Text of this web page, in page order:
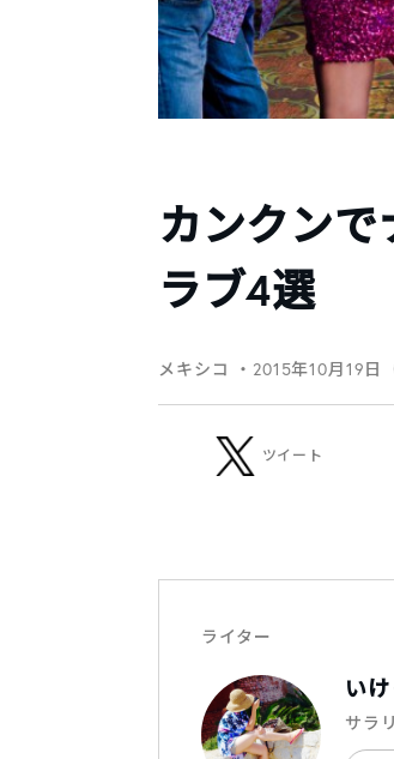
カンクン
ラブ4選
メキシコ ・2015年10月19日
ツイート
ライター
い
サラ